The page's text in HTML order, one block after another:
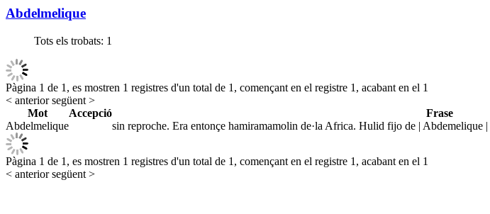
Abdelmelique
Tots els trobats: 1
Pàgina 1 de 1, es mostren 1 registres d'un total de 1, començant en el registre 1, acabant en el 1
< anteriorsegüent >
Mot
Accepció Frase
Abdelmelique
sin reproche. Era entonçe hamiramamolin de·la Africa. Hulid fijo de | Abdemelique
Pàgina 1 de 1, es mostren 1 registres d'un total de 1, començant en el registre 1, acabant en el 1
< anteriorsegüent >